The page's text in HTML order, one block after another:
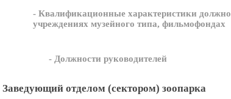
- Квалификационные характеристики
учреждениях музейного типа, фильмофондах
- Должности руководителей
Заведующий отделом (сектором) зоопарка